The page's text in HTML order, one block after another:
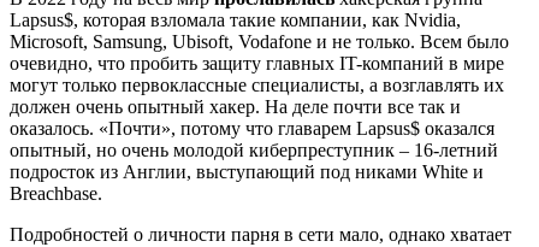
Lapsus$, которая взломала такие компании, как Nvidia,
Microsoft, Samsung, Ubisoft, Vodafone и не только. Всем было
очевидно, что пробить защиту главных IT-компаний в мире
могут только первоклассные специалисты, а возглавлять их
должен очень опытный хакер. На деле почти все так и
оказалось. «Почти», потому что главарем Lapsus$ оказался
опытный, но очень молодой киберпреступник – 16-летний
подросток из Англии, выступающий под никами White и
Breachbase.
Подробностей о личности парня в сети мало, однако хватает